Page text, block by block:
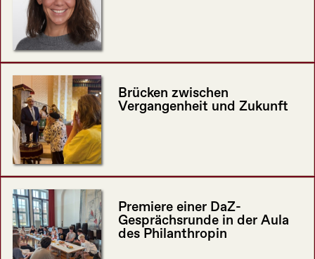
Brücken zwischen
Vergangenheit und Zukunft
Premiere einer DaZ-
Gesprächsrunde in der Aula
des Philanthropin